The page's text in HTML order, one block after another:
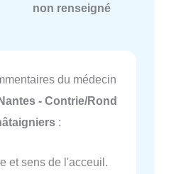
non renseigné
du médecin
- Contrie/Rond
:
et sens de l'acceuil.